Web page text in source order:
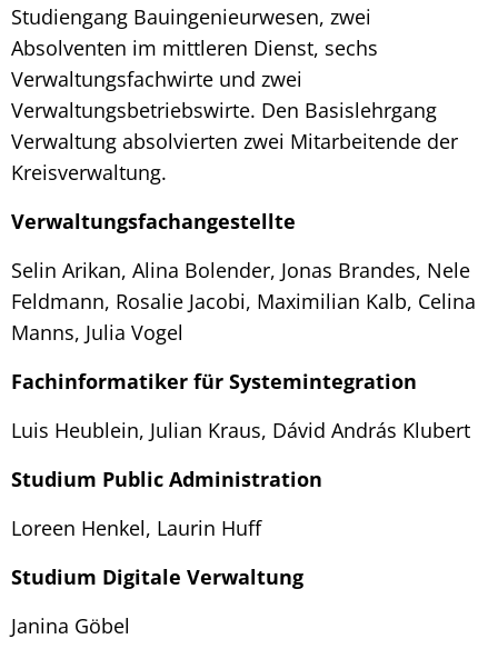
Studiengang Bauingenieurwesen, zwei
Absolventen im mittleren Dienst, sechs
Verwaltungsfachwirte und zwei
Verwaltungsbetriebswirte. Den Basislehrgang
Verwaltung absolvierten zwei Mitarbeitende der
Kreisverwaltung.
Verwaltungsfachangestellte
Selin Arikan, Alina Bolender, Jonas Brandes, Nele
Feldmann, Rosalie Jacobi, Maximilian Kalb, Celina
Manns, Julia Vogel
Fachinformatiker für Systemintegration
Luis Heublein, Julian Kraus, Dávid András Klubert
Studium Public Administration
Loreen Henkel, Laurin Huff
Studium Digitale Verwaltung
Janina Göbel